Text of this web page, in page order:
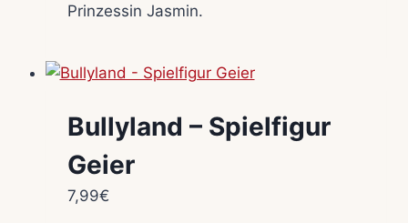
Prinzessin Jasmin.
Bullyland – Spielfigur
Geier
7,99€